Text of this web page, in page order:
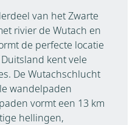
van het Zwarte
rivier de Wutach en
de perfecte locatie
kent vele
De Wutachschlucht
wandelpaden
vormt een 13 km
hellingen,